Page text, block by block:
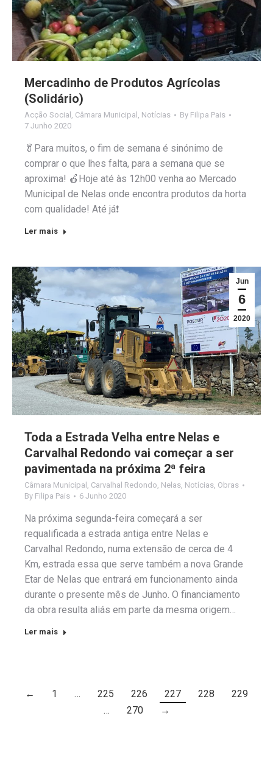
Mercadinho de Produtos Agrícolas
(Solidário)
Acção Social Câmara Municipal Notícias By Filipa Pais
7 Junho 2020
🥬Para muitos, o fim de semana é sinónimo de
comprar o que lhes falta, para a semana que se
aproxima! 🍎Hoje até às 12h00 venha ao Mercado
Municipal de Nelas onde encontra produtos da horta
com qualidade! Até já❗
Ler mais
Jun
6
2020
Toda a Estrada Velha entre Nelas e
Carvalhal Redondo vai começar a ser
pavimentada na próxima 2ª feira
Câmara Municipal , Carvalhal Redondo, Nelas, Notícias, Obras
By Filipa Pais 6 Junho 2020
Na próxima segunda-feira começará a ser
requalificada a estrada antiga entre Nelas e
Carvalhal Redondo, numa extensão de cerca de 4
Km, estrada essa que serve também a nova Grande
Etar de Nelas que entrará em funcionamento ainda
durante o presente mês de Junho. O financiamento
da obra resulta aliás em parte da mesma origem…
Ler mais
← 1 … 225 226 227 228
229
…
270 →